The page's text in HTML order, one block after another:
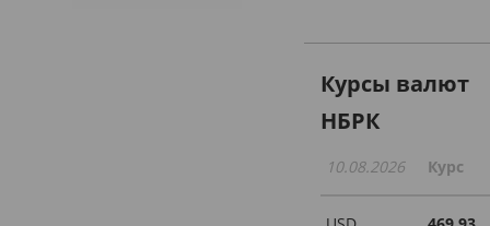
Курсы валют
НБРК
10.08.2026 Курс